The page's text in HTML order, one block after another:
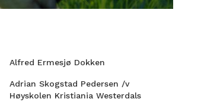
Alfred Ermesjø Dokken
Adrian Skogstad Pedersen /v
Høyskolen Kristiania Westerdals